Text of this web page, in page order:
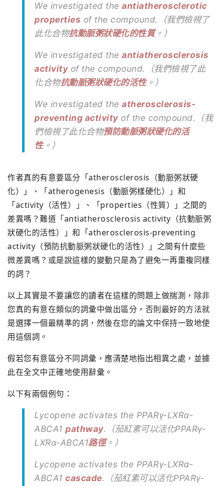
We investigated the antiatherosclerotic
properties of the compound.（我們檢視了
此化合物抗動脈粥狀硬化的性質。）
We investigated the antiatherosclerosis
activityof the compound.（我們檢視了此
化合物抗動脈粥狀硬化的活性。）
We investigated the atherosclerosis-
preventing activityof the compound.（我
們檢視了此化合物預防動脈粥狀硬化的活
性。）
作者真的有意要區分「atherosclerosis（動脈粥狀硬
化）」、「atherogenesis（動脈粥樣硬化）」和
「activity（活性）」、「properties（性質）」之間的
差異嗎？難道「antiatherosclerosis activity（抗動脈粥
狀硬化的活性）」和「atherosclerosis-preventing
activity（預防抗動脈粥狀硬化的活性）」之間有什麼些
微差異嗎？或是說這樣的變動只是為了避免一再重複同樣
的詞？
以上其實是不要讓您的讀者在這樣的問題上做揣測，除非
您真的有意在類似的詞彙中做出區分，否則最好的方法就
是選擇一個最精準的詞，然後在您的論文中保持一致地使
用這個詞。
假若您有意區分不同詞彙，應清楚地指出相異之處，並據
此在全文中正確地使用辭彙。
以下有兩個例句：
Lycopene activates the PPARγ-LXRα-
ABCA1 pathway.（茄紅素可以活化PPARγ-
LXRα-ABCA1路徑。）
Lycopene activates the PPARγ-LXRα-
ABCA1 cascade.（茄紅素可以活化PPARγ-